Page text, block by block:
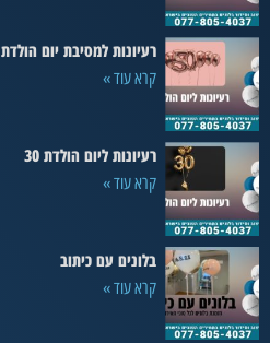
רעיונות למסיבת יום הולדת 50 – קישוטים וקונספטים מקוריים
קרא עוד »
רעיונות ליום הולדת 30
קרא עוד »
בלונים עם כיתוב
קרא עוד »